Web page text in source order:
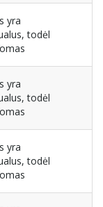
yra
todėl
yra
todėl
yra
todėl